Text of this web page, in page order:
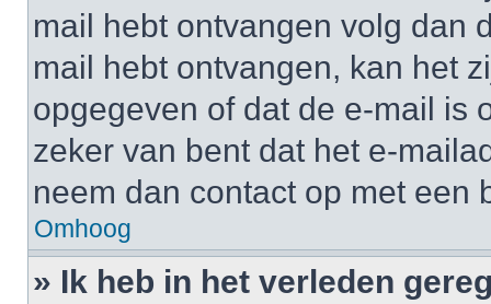
mail hebt ontvangen volg dan
mail hebt ontvangen, kan het
opgegeven of dat de e-mail is
zeker van bent dat het e-
neem dan contact op met een
Omhoog
» Ik heb in het verleden